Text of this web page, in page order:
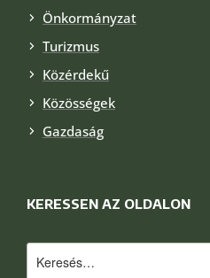
Önkormányzat
Turizmus
Közérdekű
Közösségek
Gazdaság
KERESSEN AZ OLDALON